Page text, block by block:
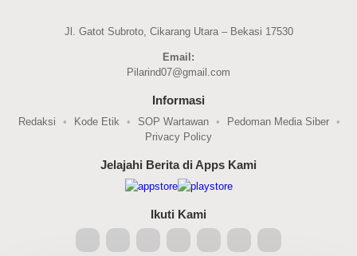
Jl. Gatot Subroto, Cikarang Utara – Bekasi 17530
Email:
Pilarind07@gmail.com
Informasi
Redaksi Kode Etik SOP Wartawan
Pedoman Media Siber
Privacy Policy
Jelajahi Berita di Apps Kami
Ikuti Kami